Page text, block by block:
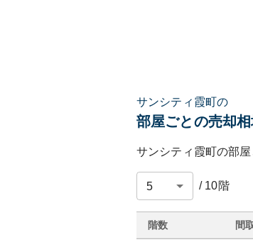
サンシティ霞町の
部屋ごとの売却
サンシティ霞町の部屋
/ 10階
階数 間